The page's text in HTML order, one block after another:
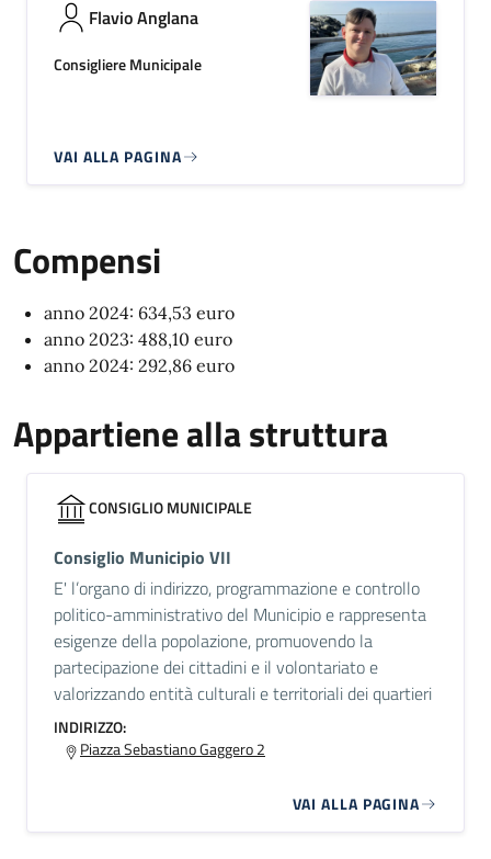
Flavio Anglana
Consigliere Municipale
VAI ALLA PAGINA
Compensi
anno 2024: 634,53 euro
anno 2023: 488,10 euro
anno 2024: 292,86 euro
Appartiene alla struttura
CONSIGLIO MUNICIPALE
Consiglio Municipio VII
E' l’organo di indirizzo, programmazione e controllo
politico-amministrativo del Municipio e rappresenta
esigenze della popolazione, promuovendo la
partecipazione dei cittadini e il volontariato e
valorizzando entità culturali e territoriali dei quartieri
INDIRIZZO:
Piazza Sebastiano Gaggero 2
VAI ALLA PAGINA